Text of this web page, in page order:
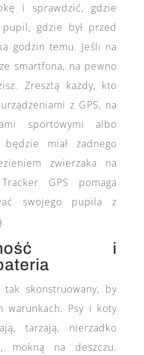
i sprawdzić, gdzie
gdzie był przed
godzin temu. Jeśli na
smartfona, na pewno
Zresztą każdy, kto
z GPS, na
sportowymi albo
miał żadnego
zwierzaka na
GPS pomaga
swojego pupila z
i
tak skonstruowany, by
warunkach. Psy i koty
tarzają, nierzadko
mokną na deszczu.